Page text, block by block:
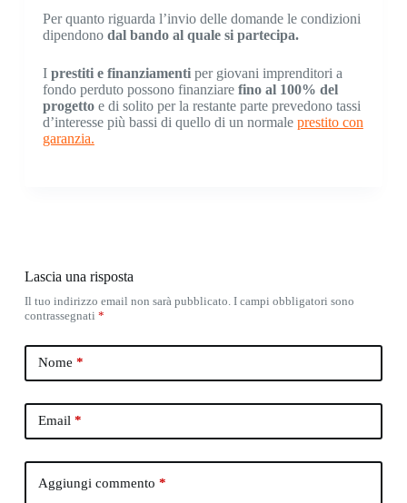
Per quanto riguarda l’invio delle domande le condizioni
dipendono dal bando al quale si partecipa.
I prestiti e finanziamentiper giovani imprenditori a
fondo perduto possono finanziare fino al 100% del
progettoe di solito per la restante parte prevedono tassi
d’interesse più bassi di quello di un normale prestito con
garanzia.
Lascia una risposta
Il tuo indirizzo email non sarà pubblicato. I campi obbligatori sono
contrassegnati *
Nome *
Email*
Aggiungi commento *